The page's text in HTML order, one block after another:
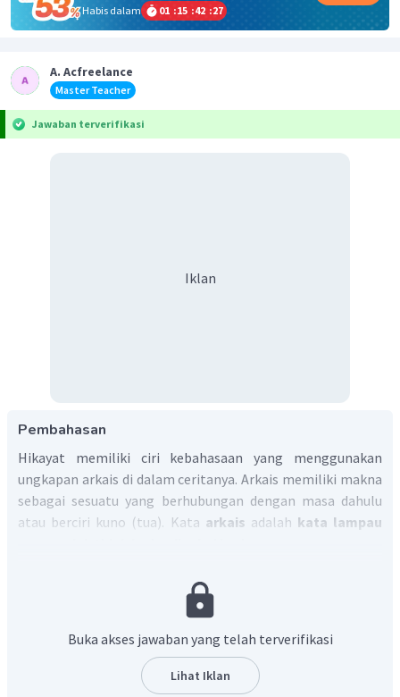
Habis dalam
01 :15 :42 :27
A. Acfreelance
Master Teacher
Jawaban terverifikasi
Iklan
Pembahasan
Hikayat memiliki ciri kebahasaan yang menggunakan
ungkapan arkais di dalam ceritanya. Arkais memiliki makna
sebagai sesuatu yang berhubungan dengan masa dahulu
atau berciri kuno (tua). Kata arkais adalah kata lampau
hatta(maka), dan
(negara yang tidak diketahui nama dan
Dengan demikian, contoh ungkapan arkais dalam
hang, hatta, dan negara antah berantah.
Buka akses jawaban yang telah terverifikasi
Lihat Iklan